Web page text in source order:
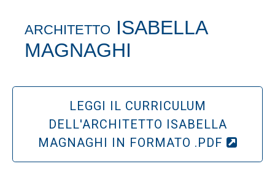
ARCHITETTO ISABELLA
MAGNAGHI
LEGGI IL CURRICULUM
DELL'ARCHITETTO ISABELLA
MAGNAGHI IN FORMATO .PDF